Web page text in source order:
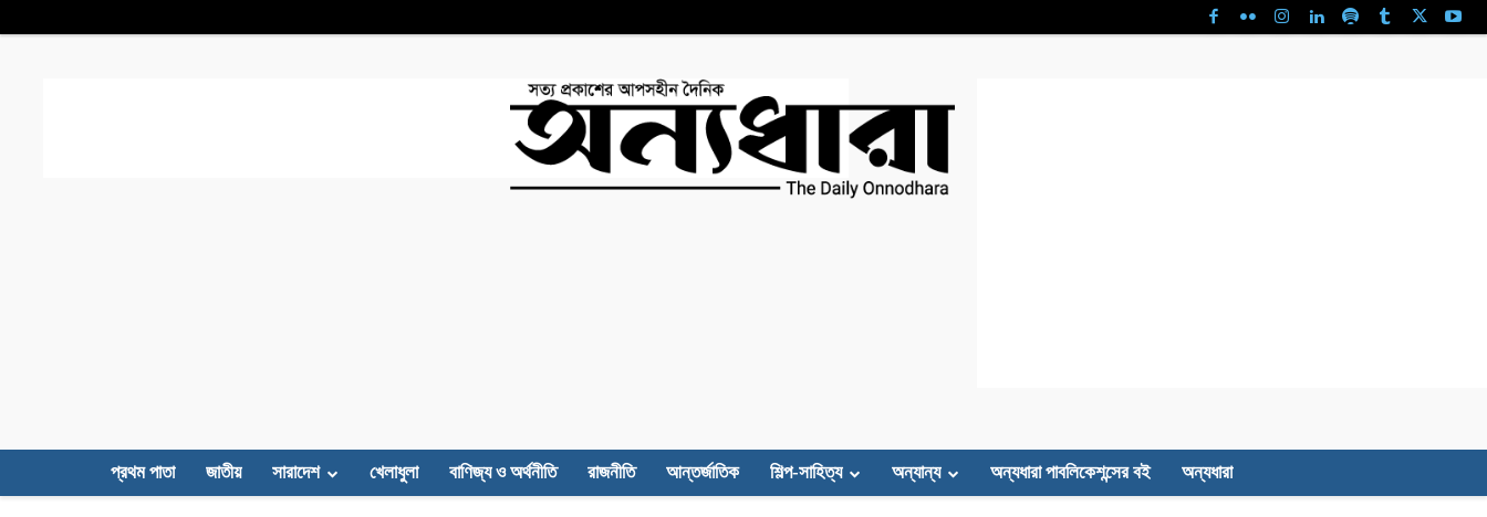
প্রথম পাতা জাতীয় সারাদেশ খেলাধুলা বাণিজ্য ও অর্থনীতি রাজনীতি আন্তর্জাতিক শিল্প-সাহিত্য অন্যান্য অন্যধারা পাবলিকেশন্সের বই অন্যধারা